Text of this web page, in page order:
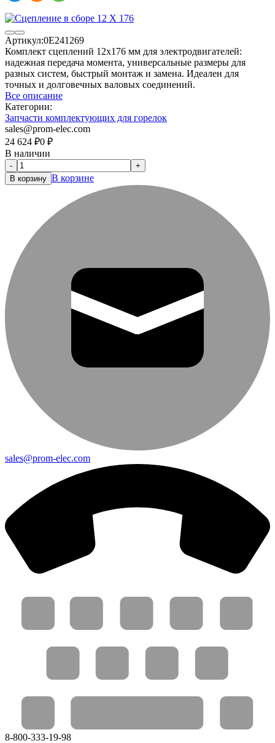
Артикул:0E241269
Комплект сцеплений 12x176 мм для электродвигателей:
надежная передача момента, универсальные размеры для
разных систем, быстрый монтаж и замена. Идеален для
точных и долговечных валовых соединений.
Все описание
Категории:
Запчасти комплектующих для горелок
sales@prom-elec.com
24 624 ₽0 ₽
В наличии
-
+
В корзину В корзине
sales@prom-elec.com
8-800-333-19-98